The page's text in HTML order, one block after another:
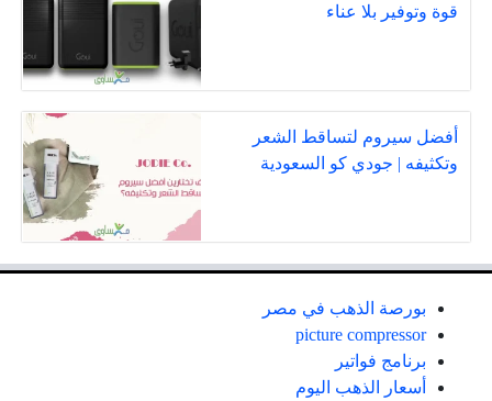
قوة وتوفير بلا عناء
أفضل سيروم لتساقط الشعر
وتكثيفه | جودي كو السعودية
بورصة الذهب في مصر
picture compressor
برنامج فواتير
أسعار الذهب اليوم